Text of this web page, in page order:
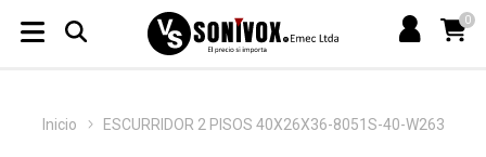
0
Inicio ESCURRIDOR 2 PISOS 40X26X36-8051S-40-W263